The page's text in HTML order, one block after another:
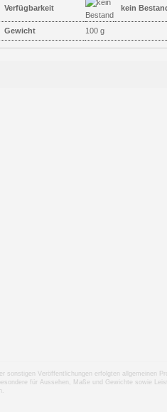
Verfügbarkeit kein
Gewicht 100 g
Veröffentlichungen erfolgten allgemeinen
für Aussehen, Maße und Gewichte sowie